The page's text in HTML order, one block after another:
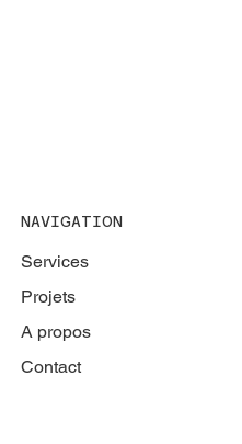
NAVIGATION
Services
Projets
A propos
Contact